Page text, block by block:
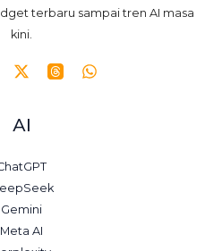
terbaru sampai tren AI masa
kini.
AI
Gemini
Meta AI